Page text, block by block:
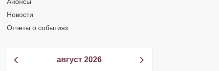
Анонсы
Новости
Отчеты о событиях
август 2026